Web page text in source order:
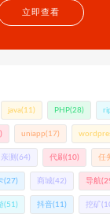
立即查看
java(11) PHP(28)
uniapp(17)
亲测 (64) 代刷 (10) 任
(27) 商城(42) 导航
(51) 抖音(11) 挖矿